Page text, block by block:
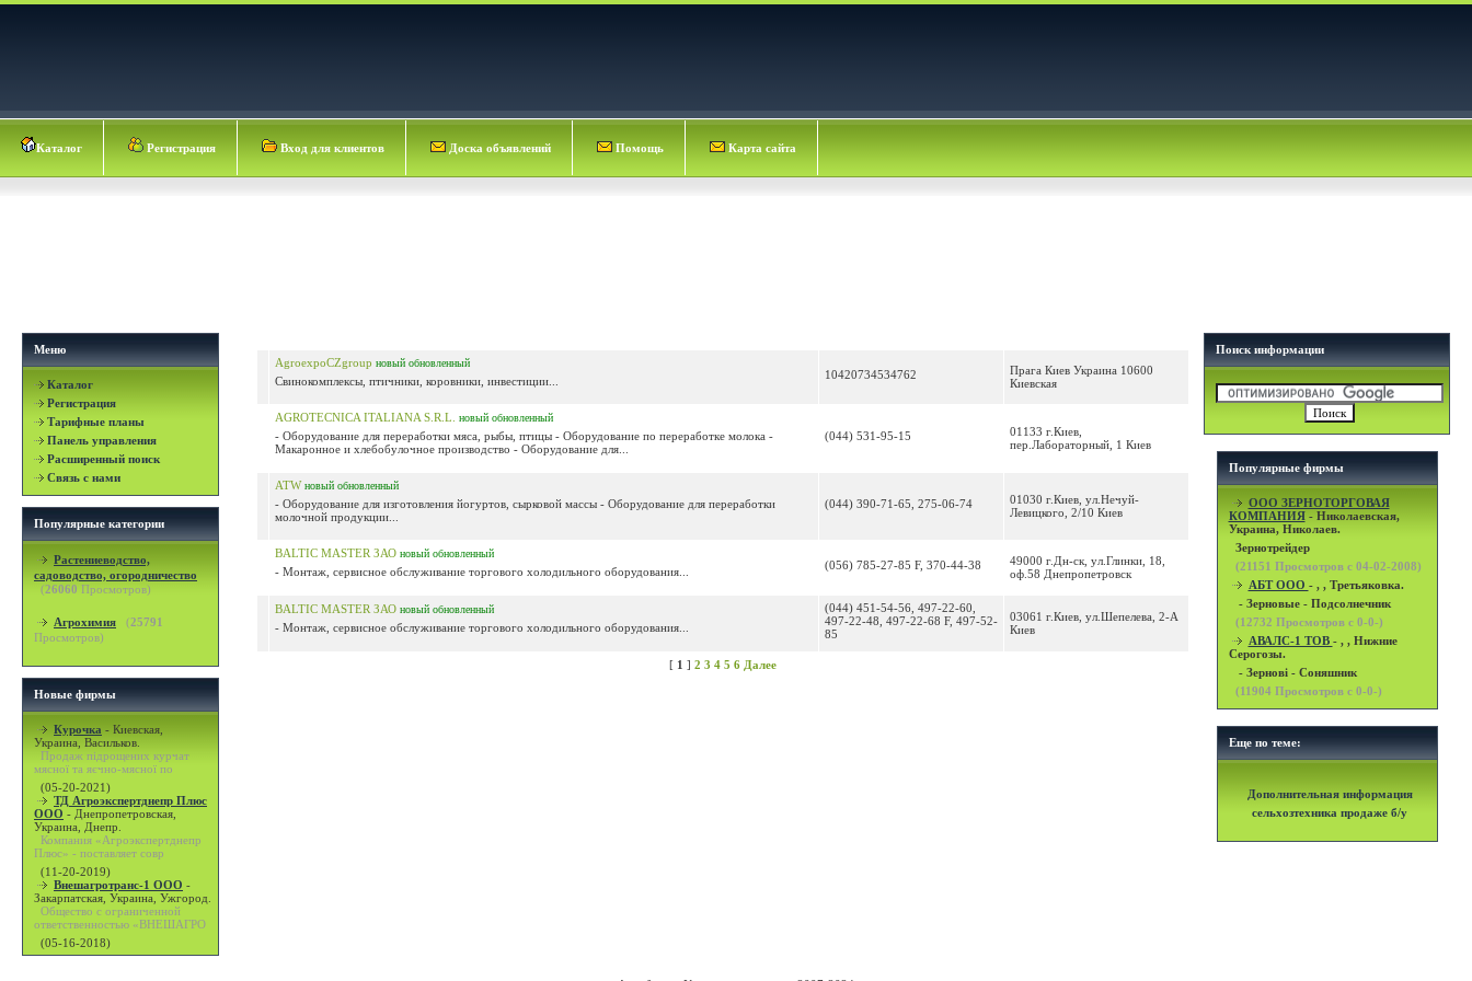
Каталог Регистрация Вход для клиентов Доска объявлений Помощь Карта сайта
Меню
Каталог
Регистрация
Тарифные планы
Панель управления
Расширенный поиск
Связь с нами
Популярные категории
Растениеводство,
садоводство, огородничество
(26060 Просмотров)
Агрохимия (25791
Просмотров)
Новые фирмы
Курочка - Киевская,
Украина, Васильков.
Продаж підрощених курчат
мясної та яєчно-мясної по
(05-20-2021)
ТД Агроэкспертднепр Плюс
ООО - Днепропетровская,
Украина, Днепр.
Компания «Агроэкспертднепр
Плюс» - поставляет совр
(11-20-2019)
Внешагротранс-1 ООО -
Закарпатская, Украина, Ужгород.
Общество с ограниченной
ответственностью «ВНЕШАГРО
(05-16-2018)
AgroexpoCZgroup новый обновленный
Свинокомплексы, птичники, коровники, инвестиции... 10420734534762
Прага Киев Украина 10600
Киевская
AGROTECNICA ITALIANA S.R.L. новый обновленный
- Оборудование для переработки мяса, рыбы, птицы - Оборудование по переработке молока -
Макаронное и хлебобулочное производство - Оборудование для...
(044) 531-95-15
01133 г.Киев,
пер.Лабораторный, 1 Киев
ATWновый обновленный
- Оборудование для изготовления йогуртов, сырковой массы - Оборудование для переработки
молочной продукции...
(044) 390-71-65, 275-06-74
01030 г.Киев, ул.Нечуй-
Левицкого, 2/10 Киев
BALTIC MASTER ЗАО новый обновленный
- Монтаж, сервисное обслуживание торгового холодильного оборудования... (056) 785-27-85 F, 370-44-38
49000 г.Дн-ск, ул.Глинки, 18,
оф.58 Днепропетровск
BALTIC MASTER ЗАО новый обновленный
- Монтаж, сервисное обслуживание торгового холодильного оборудования...
(044) 451-54-56, 497-22-60,
497-22-48, 497-22-68 F, 497-52-
85
03061 г.Киев, ул.Шепелева, 2-А
Киев
[ 1 ] 2 3 4 5 6 Далее
Поиск информации
Популярные фирмы
OOO ЗЕРНОТОРГОВАЯ
КОМПАНИЯ- Николаевская,
Украина, Николаев.
Зернотрейдер
(21151 Просмотров с 04-02-2008)
АБТ ООО - , , Третьяковка.
- Зерновые - Подсолнечник
(12732 Просмотров с 0-0-)
АВАЛС-1 ТОВ - , , Нижние
Серогозы.
- Зернові - Соняшник
(11904 Просмотров с 0-0-)
Еще по теме:
Дополнительная информация
сельхозтехника продаже б/у